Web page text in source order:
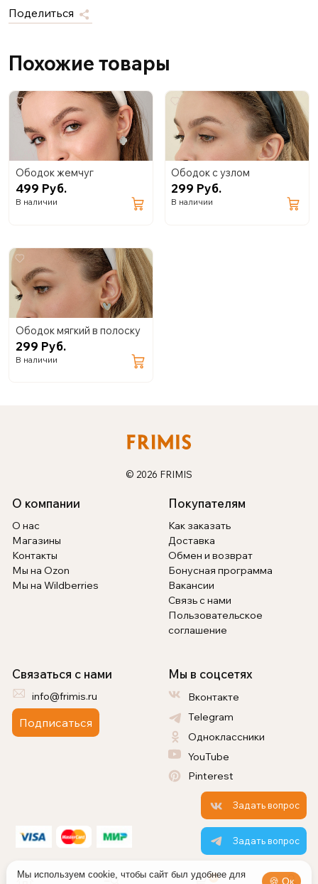
0
Поделиться
Похожие товары
Ободок жемчуг
499 Руб.
В наличии
Ободок с узлом
299 Руб.
В наличии
Ободок мягкий в полоску
299 Руб.
В наличии
© 2026 FRIMIS
О компании
О нас
Магазины
Контакты
Мы на Ozon
Мы на Wildberries
Покупателям
Как заказать
Доставка
Обмен и возврат
Бонусная программа
Вакансии
Связь с нами
Пользовательское
соглашение
Связаться с нами
info@frimis.ru
Подписаться
Мы в соцсетях
Вконтакте
Telegram
Одноклассники
YouTube
Pinterest
Задать вопрос
Задать вопрос
Мы используем cookie, чтобы сайт был удобнее для
🍪 Ок